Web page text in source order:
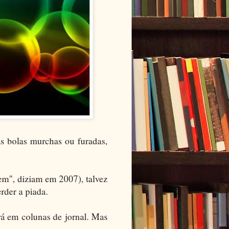
bolas murchas ou furadas,
diziam em 2007), talvez
a piada.
em colunas de jornal. Mas